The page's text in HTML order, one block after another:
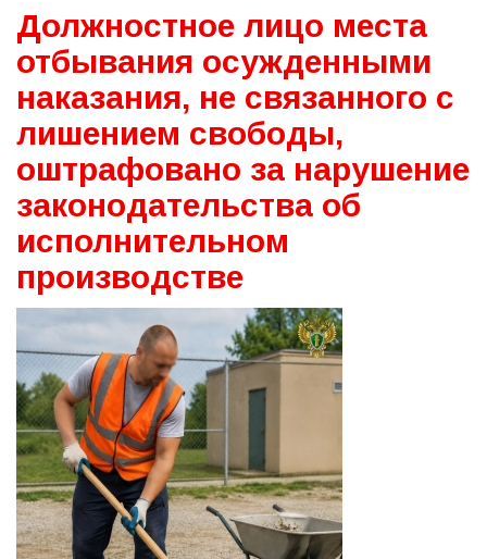
Должностное лицо места
отбывания осужденными
наказания, не связанного с
лишением свободы,
оштрафовано за нарушение
законодательства об
исполнительном
производстве